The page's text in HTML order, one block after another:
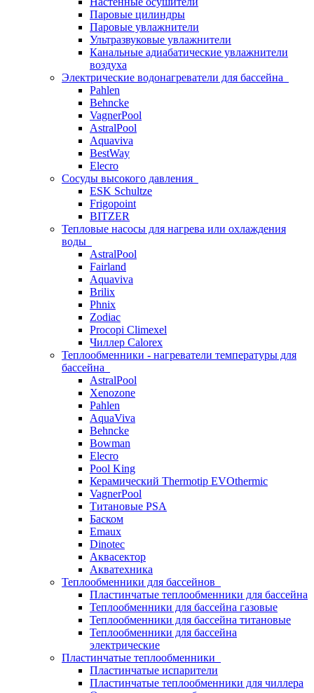
Паровые цилиндры
Паровые увлажнители
Ультразвуковые увлажнители
Канальные адиабатические увлажнители
воздуха
Электрические водонагреватели для бассейна
Pahlen
Behncke
VagnerPool
AstralPool
Aquaviva
BestWay
Elecro
Сосуды высокого давления
ESK Schultze
Frigopoint
BITZER
Тепловые насосы для нагрева или охлаждения
воды
AstralPool
Fairland
Aquaviva
Brilix
Phnix
Zodiac
Procopi Climexel
Чиллер Calorex
Теплообменники - нагреватели температуры для
бассейна
AstralPool
Xenozone
Pahlen
AquaViva
Behncke
Bowman
Elecro
Pool King
Керамический Thermotip EVOthermic
VagnerPool
Титановые PSA
Баском
Emaux
Dinotec
Аквасектор
Акватехника
Теплообменники для бассейнов
Пластинчатые теплообменники для бассейна
Теплообменники для бассейна газовые
Теплообменники для бассейна титановые
Теплообменники для бассейна
электрические
Пластинчатые теплообменники
Пластинчатые испарители
Пластинчатые теплообменники для чиллера